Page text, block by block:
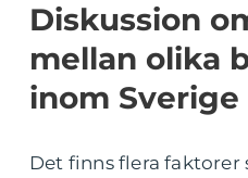
Diskussion
mellan olika
inom Sverige
Det finns flera